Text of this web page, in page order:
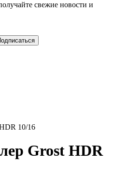
свежие новости и
10/16
Grost HDR